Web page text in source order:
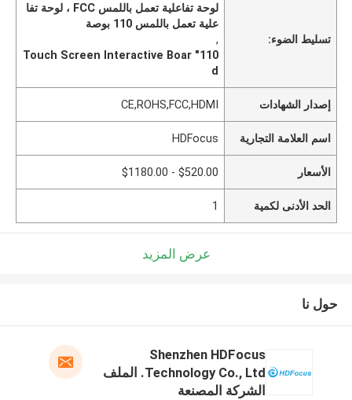
تسليط الضوء:
لوحة تفاعلية تعمل باللمس FCC ، لوحة تفا
علية تعمل باللمس 110 بوصة
,
110" Touch Screen Interactive Boar
d
إصدار الشهادات CE,ROHS,FCC,HDMI
اسم العلامة التجارية HDFocus
الأسعار $520.00 - $1180.00
الحد الأدنى لكمية 1
عرض المزيد
حول نا
Shenzhen HDFocus
Technology Co., Ltd. الملف
الشركة المصنعة